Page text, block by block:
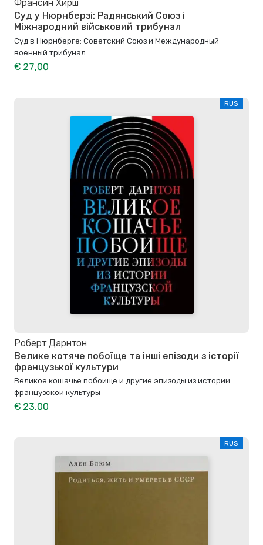
Франсин Хирш
Суд у Нюрнберзі: Радянський Союз і
Міжнародний військовий трибунал
Суд в Нюрнберге: Советский Cоюз и Международный
военный трибунал
€ 27,00
RUS
Роберт Дарнтон
Велике котяче побоїще та інші епізоди з історії
французької культури
Великое кошачье побоище и другие эпизоды из истории
французской культуры
€ 23,00
RUS